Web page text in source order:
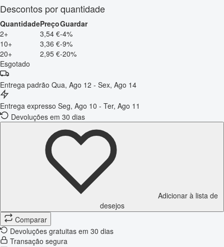
Descontos por quantidade
QuantidadePreçoGuardar
2+
3,54 €-4%
10+
3,36 €-9%
20+
2,95 €-20%
Esgotado
Entrega padrão Qua, Ago 12 - Sex, Ago 14
Entrega expresso Seg, Ago 10 - Ter, Ago 11
Devoluções em 30 dias
Adicionar à lista de
desejos
Comparar
Devoluções gratuitas em 30 dias
Transação segura